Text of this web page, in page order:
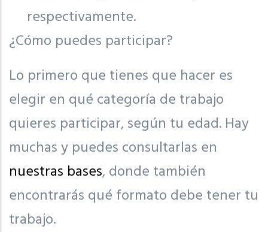
respectivamente.
¿Cómo puedes participar?
Lo primero que tienes que hacer es
elegir en qué categoría de trabajo
quieres participar, según tu edad. Hay
muchas y puedes consultarlas en
nuestras bases, donde también
encontrarás qué formato debe tener tu
trabajo.